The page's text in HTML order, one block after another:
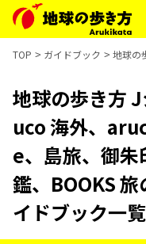
TOP ガイドブック 地球の
地球の歩き方
uco 海外、
e、島旅、御
鑑、BOOKS
イドブック一覧